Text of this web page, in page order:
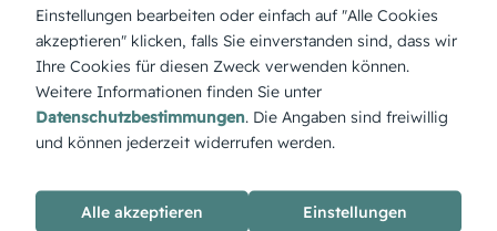
Einstellungen bearbeiten oder einfach auf "Alle Cookies
akzeptieren" klicken, falls Sie einverstanden sind, dass wir
Ihre Cookies für diesen Zweck verwenden können.
Weitere Informationen finden Sie unter
Datenschutzbestimmungen. Die Angaben sind freiwillig
und können jederzeit widerrufen werden.
Alle akzeptieren Einstellungen